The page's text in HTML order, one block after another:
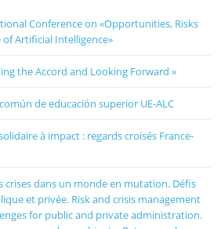
Conference on «Opportunities, Risks
of Artificial Intelligence»
the Accord and Looking Forward »
de educación superior UE-ALC
à impact : regards croisés France-
crises dans un monde en mutation. Défis
et privée. Risk and crisis management
for public and private administration.